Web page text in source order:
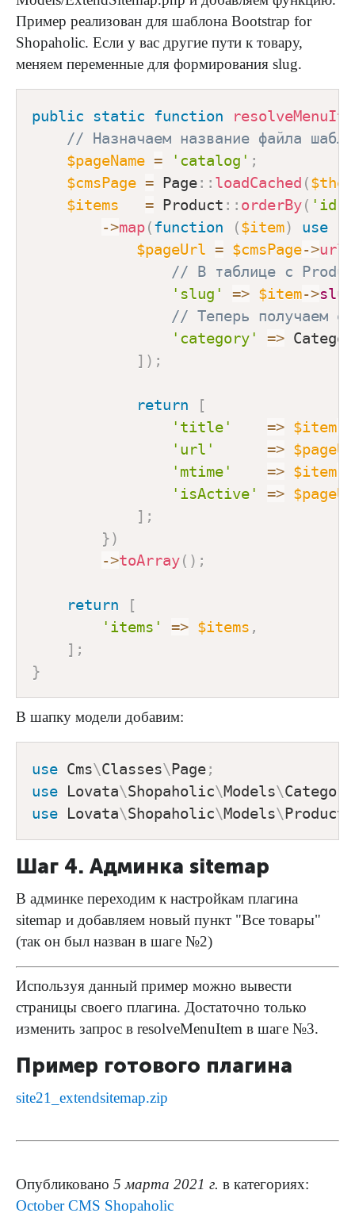
Пример реализован для шаблона Bootstrap for
Shopaholic. Если у вас другие пути к товару,
меняем переменные для формирования slug.
public static function
// Назначаем название файла
$pageName = 'catalog' ;
$cmsPage = Page:: loadCached (
$items
= Product :: orderBy( 'id'
->map(function ($item) use
$pageUrl = $cmsPage->url
// В таблице с
'slug'
=> $item->slug
// Теперь получаем
'category'
=>
] ) ;
return
[
'title'
=> $item
'url'
=>
'mtime'
=> $item
'isActive'
=>
] ;
})
->toArray( ) ;
return
[
'items'
=> $items ,
] ;
}
В шапку модели добавим:
use Cms\Classes\Page;
use Lovata\Shopaholic\Models\Category
use Lovata\Shopaholic\Models\Product
Шаг 4. Админка sitemap
В админке переходим к настройкам плагина
sitemap и добавляем новый пункт "Все товары"
(так он был назван в шаге №2)
Используя данный пример можно вывести
страницы своего плагина. Достаточно только
изменить запрос в resolveMenuItem в шаге №3.
Пример готового плагина
site21_extendsitemap.zip
Опубликовано 5 марта 2021 г. в категориях:
October CMS Shopaholic